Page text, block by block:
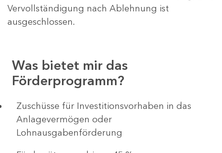
Vervollständigung nach Ablehnung ist
ausgeschlossen.
Was bietet mir das
Förderprogramm?
​​​​​​Zuschüsse für Investitionsvorhaben in das
Anlagevermögen oder
Lohnausgabenförderung